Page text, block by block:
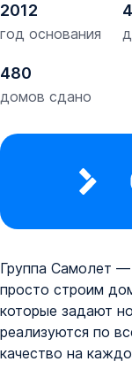
2012
год основания
480
домов сдано
Группа Самолет
просто строим
которые задают
реализуются по
качество на